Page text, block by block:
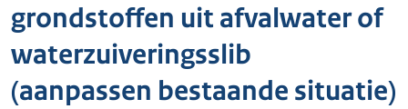
grondstoffen uit afvalwater of
waterzuiveringsslib
(aanpassen bestaande situatie)